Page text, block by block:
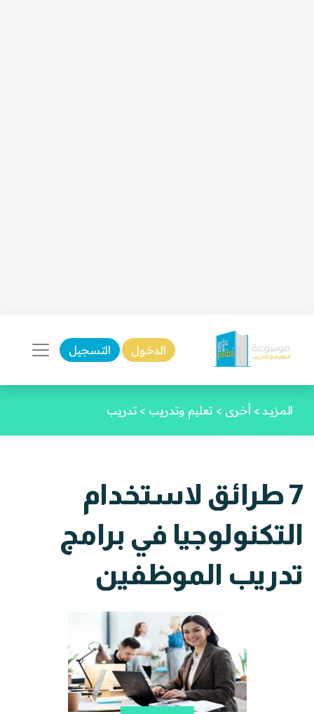
الدخول التسجيل
المزيـد > أخرى > تعليم وتدريب > تدريب
7 طرائق لاستخدام
التكنولوجيا في برامج
تدريب الموظفين